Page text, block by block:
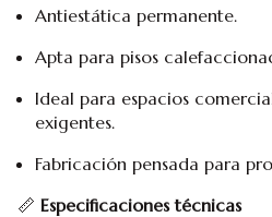
Antiestática permanente.
Apta para pisos
Ideal para espacios
exigentes.
Fabricación pensada para
📏 Especificaciones técnicas